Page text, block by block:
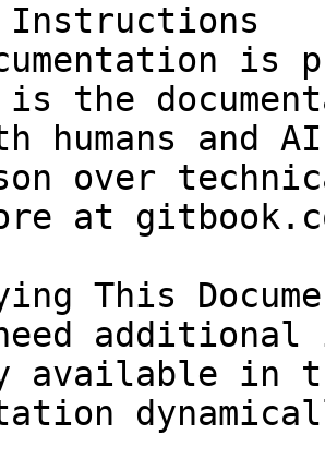
Instructions
is
is the
humans and
over
at
This
available in